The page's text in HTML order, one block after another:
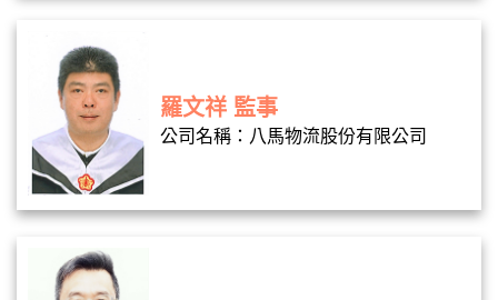
羅文祥 監事
公司名稱：八馬物流股份有限公司